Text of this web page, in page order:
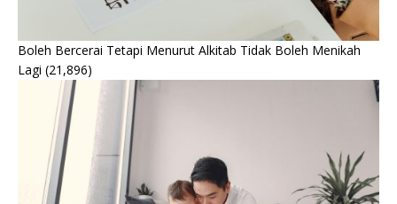
Boleh Bercerai Tetapi Menurut Alkitab Tidak Boleh Menikah
Lagi (21,896)